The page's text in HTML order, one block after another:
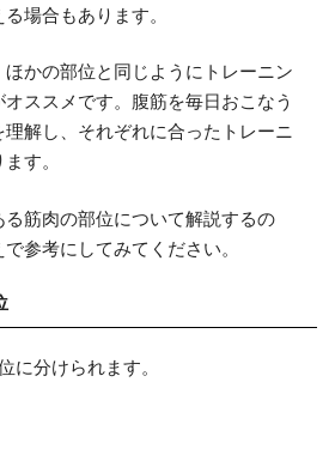
場合もあります。
ほかの部位と同じようにトレーニン
ススメです。腹筋を毎日おこなう
解し、それぞれに合ったトレーニ
す。
る筋肉の部位について解説するの
参考にしてみてください。
に分けられます。